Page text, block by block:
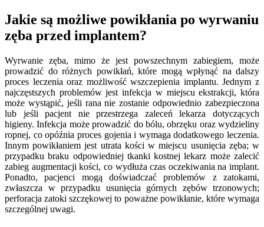
Jakie są możliwe powikłania po wyrwaniu
zęba przed implantem?
Wyrwanie zęba, mimo że jest powszechnym zabiegiem, może
prowadzić do różnych powikłań, które mogą wpłynąć na dalszy
proces leczenia oraz możliwość wszczepienia implantu. Jednym z
najczęstszych problemów jest infekcja w miejscu ekstrakcji, która
może wystąpić, jeśli rana nie zostanie odpowiednio zabezpieczona
lub jeśli pacjent nie przestrzega zaleceń lekarza dotyczących
higieny. Infekcja może prowadzić do bólu, obrzęku oraz wydzieliny
ropnej, co opóźnia proces gojenia i wymaga dodatkowego leczenia.
Innym powikłaniem jest utrata kości w miejscu usunięcia zęba; w
przypadku braku odpowiedniej tkanki kostnej lekarz może zalecić
zabieg augmentacji kości, co wydłuża czas oczekiwania na implant.
Ponadto, pacjenci mogą doświadczać problemów z zatokami,
zwłaszcza w przypadku usunięcia górnych zębów trzonowych;
perforacja zatoki szczękowej to poważne powikłanie, które wymaga
szczególnej uwagi.